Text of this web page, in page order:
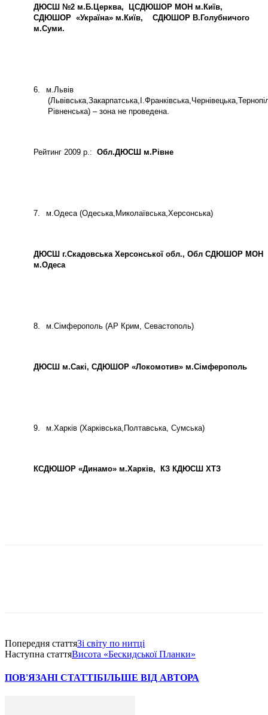
ДЮСШ №2 м.Б.Церква, ЦСДЮШОР МОН м.Київ,
СДЮШОР «Україна» м.Київ,
СДЮШОР В.Голубничого
м.Суми.
6.
м.Львів
Рівненська) – зона не проведена.
Рейтинг 2009 р.: Обл.ДЮСШ м.Рівне
7. м.Одеса (Одеська,Миколаївська,Херсонська)
ДЮСШ г.Скадовська Херсонської обл., Обл СДЮШОР МОН
м.Одеса
8. м.Сімферополь (АР Крим, Севастополь)
ДЮСШ м.Сакі, СДЮШОР «Локомотив» м.Сімферополь
9. м.Харків (Харківська,Полтавська, Сумська)
КСДЮШОР «Динамо» м.Харків, КЗ КДЮСШ ХТЗ
Попередня статтяЗі світу по нитці
Наступна статтяВисота «Бескидської Планки»
ПОВ'ЯЗАНІ СТАТТІБІЛЬШЕ ВІД АВТОРА